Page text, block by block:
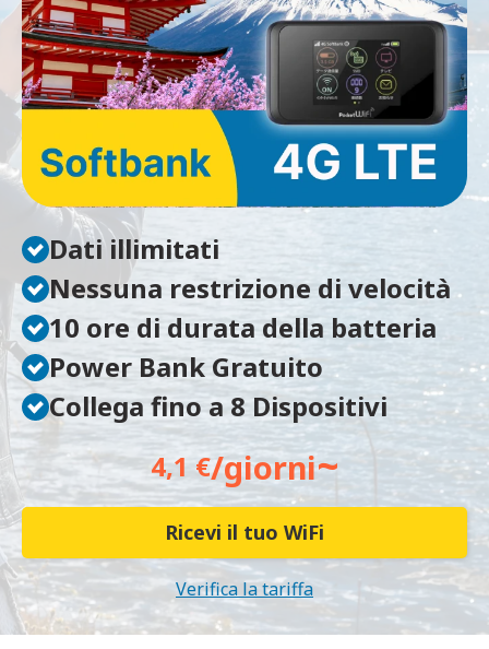
Dati illimitati
Nessuna restrizione di velocità
10 ore di durata della batteria
Power Bank Gratuito
Collega fino a 8 Dispositivi
4,1 €/giorni~
Ricevi il tuo WiFi
Verifica la tariffa